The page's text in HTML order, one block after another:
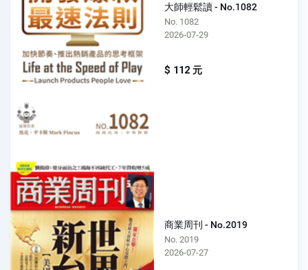
大師輕鬆讀 - No.1082
No. 1082
2026-07-29
$ 112 元
商業周刊 - No.2019
No. 2019
2026-07-27